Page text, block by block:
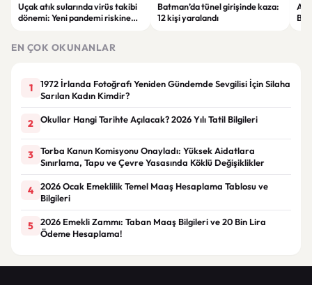
Uçak atık sularında virüs takibi
dönemi: Yeni pandemi riskine
Batman’da tünel girişinde kaza:
12 kişi yaralandı
EN ÇOK OKUNANLAR
1
1972 İrlanda Fotoğrafı Yeniden Gündemde Sevgilisi İçin Silaha
Sarılan Kadın Kimdir?
2 Okullar Hangi Tarihte Açılacak? 2026 Yılı Tatil Bilgileri
3
Torba Kanun Komisyonu Onayladı: Yüksek Aidatlara
Sınırlama, Tapu ve Çevre Yasasında Köklü Değişiklikler
4
2026 Ocak Emeklilik Temel Maaş Hesaplama Tablosu ve
Bilgileri
5
2026 Emekli Zammı: Taban Maaş Bilgileri ve 20 Bin Lira
Ödeme Hesaplama!